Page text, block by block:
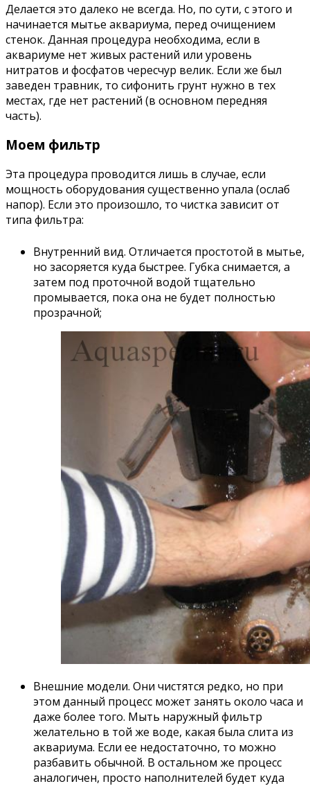
Делается это далеко не всегда. Но, по сути, с этого и
начинается мытье аквариума, перед очищением
стенок. Данная процедура необходима, если в
аквариуме нет живых растений или уровень
нитратов и фосфатов чересчур велик. Если же был
заведен травник, то сифонить грунт нужно в тех
местах, где нет растений (в основном передняя
часть).
Моем фильтр
Эта процедура проводится лишь в случае, если
мощность оборудования существенно упала (ослаб
напор). Если это произошло, то чистка зависит от
типа фильтра:
Внутренний вид. Отличается простотой в мытье,
но засоряется куда быстрее. Губка снимается, а
затем под проточной водой тщательно
промывается, пока она не будет полностью
прозрачной;
Внешние модели. Они чистятся редко, но при
этом данный процесс может занять около часа и
даже более того. Мыть наружный фильтр
желательно в той же воде, какая была слита из
аквариума. Если ее недостаточно, то можно
разбавить обычной. В остальном же процесс
аналогичен, просто наполнителей будет куда